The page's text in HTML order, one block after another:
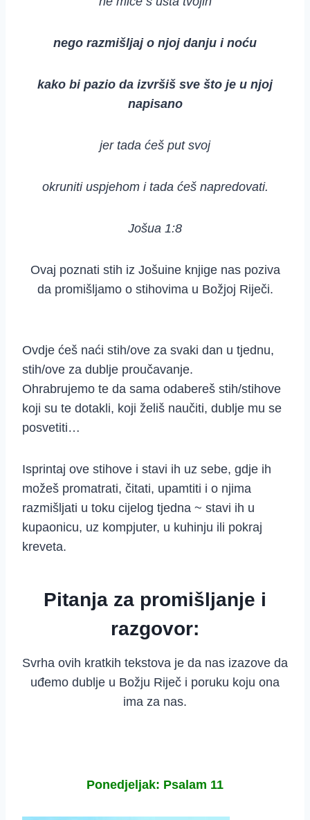
nego razmišljaj o njoj danju i noću
kako bi pazio da izvršiš sve što je u njoj
napisano
jer tada ćeš put svoj
okruniti uspjehom i tada ćeš napredovati.
Jošua 1:8
Ovaj poznati stih iz Jošuine knjige nas poziva
da promišljamo o stihovima u Božjoj Riječi.
Ovdje ćeš naći stih/ove za svaki dan u tjednu,
stih/ove za dublje proučavanje.
Ohrabrujemo te da sama odabereš stih/stihove
koji su te dotakli, koji želiš naučiti, dublje mu se
posvetiti…
Isprintaj ove stihove i stavi ih uz sebe, gdje ih
možeš promatrati, čitati, upamtiti i o njima
razmišljati u toku cijelog tjedna ~ stavi ih u
kupaonicu, uz kompjuter, u kuhinju ili pokraj
kreveta.
Pitanja za promišljanje i
razgovor:
Svrha ovih kratkih tekstova je da nas izazove da
uđemo dublje u Božju Riječ i poruku koju ona
ima za nas.
Ponedjeljak: Psalam 11